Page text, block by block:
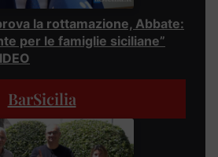
la rottamazione, Abbate:
per le famiglie siciliane”
BarSicilia